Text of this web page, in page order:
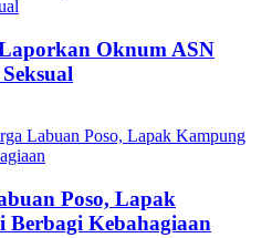
Oknum ASN
Poso, Lapak
Kebahagiaan